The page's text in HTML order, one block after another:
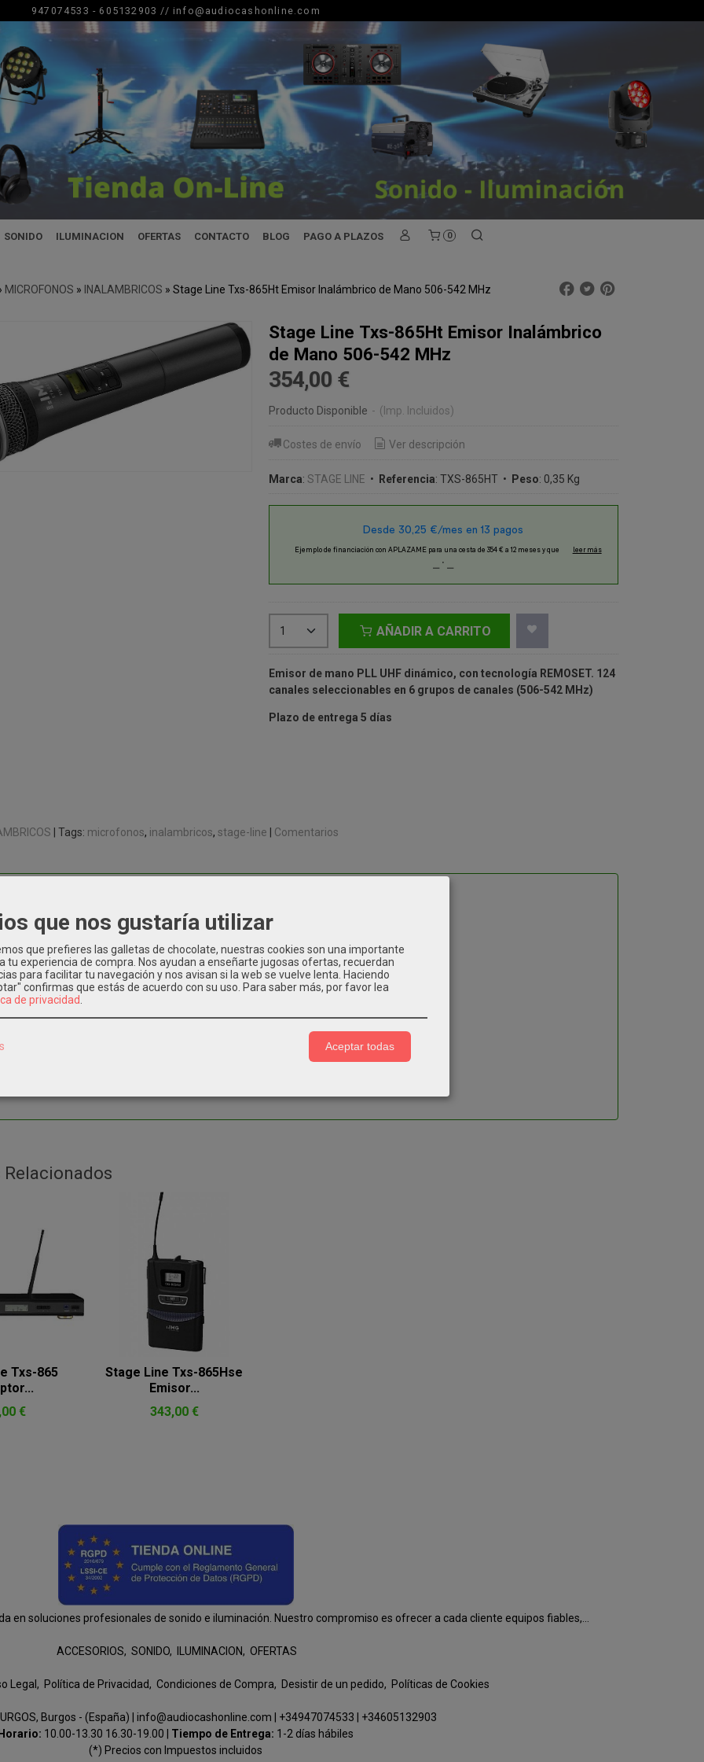
947074533 - 605132903 // info@audiocashonline.com
SONIDO ILUMINACION OFERTAS CONTACTO BLOG PAGO A PLAZOS 0
MICROFONOS » INALAMBRICOS » Stage Line Txs-865Ht Emisor Inalámbrico de Mano 506-542 MHz
Stage Line Txs-865Ht Emisor Inalámbrico
de Mano 506-542 MHz
354,00 €
Producto Disponible - (Imp. Incluidos)
Costes de envío Ver descripción
Marca: STAGE LINE • Referencia: TXS-865HT• Peso: 0,35 Kg
AÑADIR A CARRITO
Emisor de mano PLL UHF dinámico, con tecnología REMOSET.
canales seleccionables en 6 grupos de canales (506-542 MHz)
Plazo de entrega 5 días
Tags: microfonos inalambricos stage-line Comentarios
PLL UHF dinámico,con tecnología REMOSET.
micrófono dinámica, cardioide
seleccionables en 6 grupos de canales (506-542 MHz)
ajustable (12 dB a -18 dB)
transmisión conmutable: 10 mW/50 mW (EIRP)
Txs-865
€
Stage Line Txs-865Hse
Emisor...
343,00 €
en soluciones profesionales de sonido e iluminación. Nuestro compromiso es ofrecer a cada cliente equipos fiables,...
ACCESORIOS SONIDO ILUMINACION OFERTAS
Legal Política de Privacidad Condiciones de Compra Desistir de un pedido Políticas de Cookies
Burgos - (España) | info@audiocashonline.com | +34947074533
+34605132903
Horario: 10.00-13.30 16.30-19.00 | Tiempo de Entrega: 1-2 días hábiles
(*) Precios con Impuestos incluidos
que nos gustaría utilizar
que prefieres las galletas de chocolate, nuestras cookies son una importante
tu experiencia de compra. Nos ayudan a enseñarte jugosas ofertas, recuerdan
para facilitar tu navegación y nos avisan si la web se vuelve lenta. Haciendo
confirmas que estás de acuerdo con su uso. Para saber más, por favor lea
de privacidad
Aceptar todas